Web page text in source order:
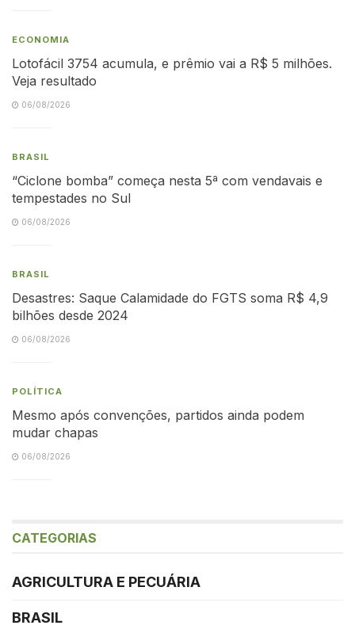
ECONOMIA
Lotofácil 3754 acumula, e prêmio vai a R$ 5 milhões.
Veja resultado
06/08/2026
BRASIL
“Ciclone bomba” começa nesta 5ª com vendavais e
tempestades no Sul
06/08/2026
BRASIL
Desastres: Saque Calamidade do FGTS soma R$ 4,9
bilhões desde 2024
06/08/2026
POLÍTICA
Mesmo após convenções, partidos ainda podem
mudar chapas
06/08/2026
CATEGORIAS
AGRICULTURA E PECUÁRIA
BRASIL